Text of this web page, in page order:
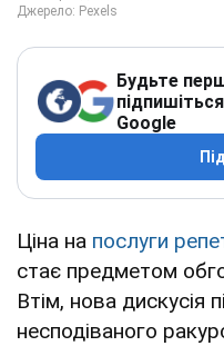
Будьте
Google
Ціна на послуги
стає предметом
Втім, нова дискусія
несподіваного